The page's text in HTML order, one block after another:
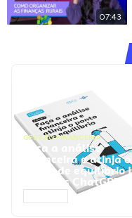
07:43
GESTÃO FINANCEIRA
Faça a análise
financeira e atinja o
ponto de equilíbrio |
Prompts ChatGPT